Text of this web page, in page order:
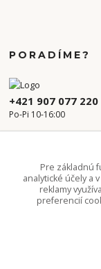
PORADÍME?
+421 907 077 220
Po-Pi 10-16:00
Pre základnú
analytické účely a
reklamy
preferencií